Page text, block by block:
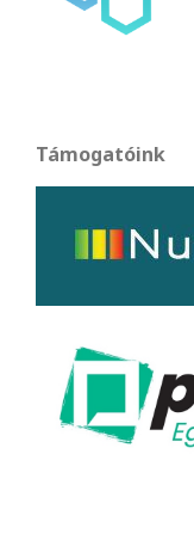
Támogatóink